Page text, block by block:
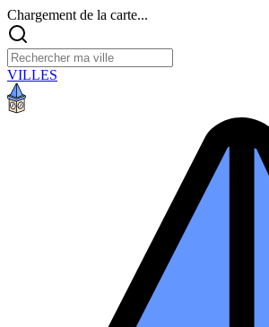
Chargement de la carte...
VILLES